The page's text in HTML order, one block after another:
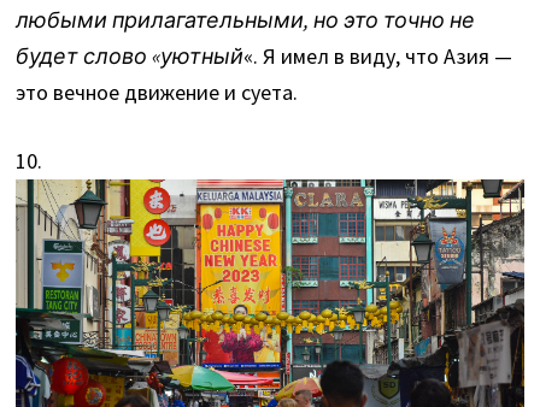
любыми прилагательными, но это точно не
будет слово «уютный«. Я имел в виду, что Азия —
это вечное движение и суета.
10.